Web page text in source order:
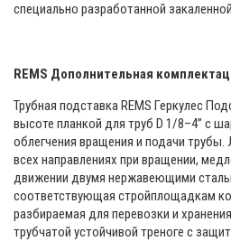
специально разработанной
REMS Дополнительная
Трубная подставка REMS Геркулес
высоте планкой для труб D 1/8–4” с
облегчения вращения и подачи трубы.
всех направлениях при вращении,
движении двумя нержавеющими
соответствующая стройплощадкам
разбираемая для перевозки и
трубчатой устойчивой треноге с